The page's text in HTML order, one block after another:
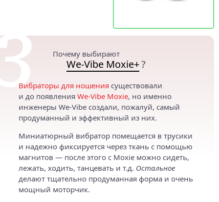
Почему выбирают
We-Vibe Moxie+?
Вибраторы для ношения существовали
и до появления We‑Vibe Moxie, но именно
инженеры We‑Vibe создали, пожалуй, самый
продуманный и эффективный из них.
Миниатюрный вибратор помещается в трусики
и надежно фиксируется через ткань с помощью
магнитов — после этого с Moxie можно сидеть,
лежать, ходить, танцевать и т.д. Остальное
делают тщательно продуманная форма и очень
мощный моторчик.